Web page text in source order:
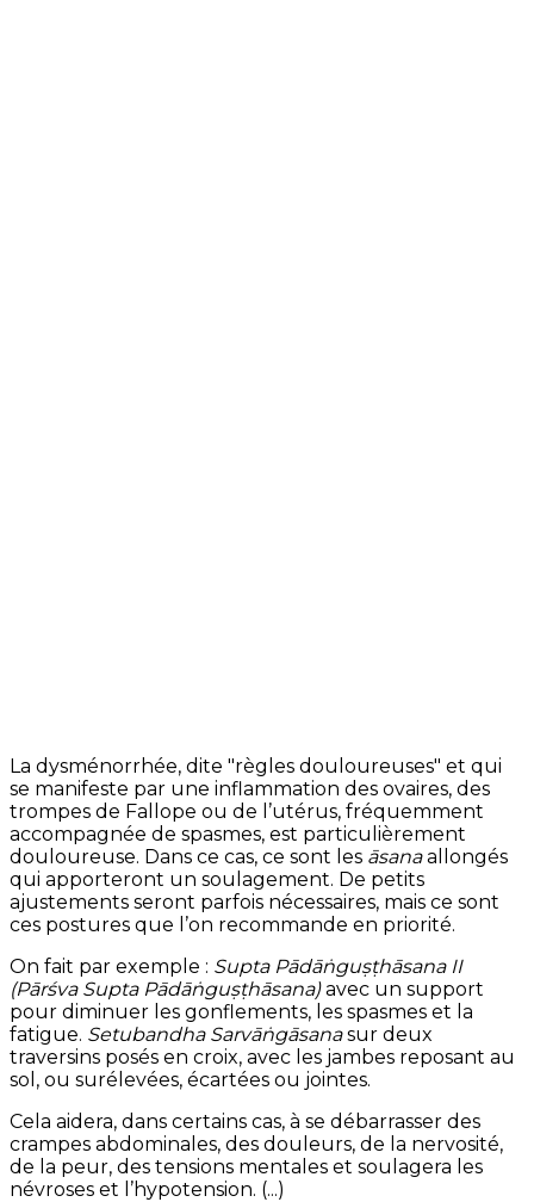
La dysménorrhée, dite "règles douloureuses" et qui
se manifeste par une inflammation des ovaires, des
trompes de Fallope ou de l’utérus, fréquemment
accompagnée de spasmes, est particulièrement
douloureuse. Dans ce cas, ce sont les āsanaallongés
qui apporteront un soulagement. De petits
ajustements seront parfois nécessaires, mais ce sont
ces postures que l’on recommande en priorité.
On fait par exemple : Supta Pādāṅguṣṭhāsana II
(Pārśva Supta Pādāṅguṣṭhāsana)avec un support
pour diminuer les gonflements, les spasmes et la
fatigue. Setubandha Sarvāṅgāsanasur deux
traversins posés en croix, avec les jambes reposant au
sol, ou surélevées, écartées ou jointes.
Cela aidera, dans certains cas, à se débarrasser des
crampes abdominales, des douleurs, de la nervosité,
de la peur, des tensions mentales et soulagera les
névroses et l’hypotension. (...)